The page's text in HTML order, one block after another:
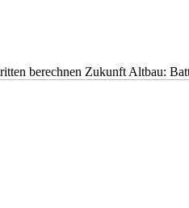
berechnen Zukunft Altbau: